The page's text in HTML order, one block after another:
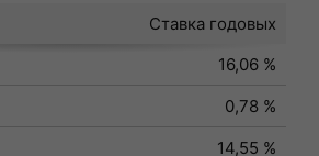
Ставка годовых
16,06 %
0,78 %
14,55 %